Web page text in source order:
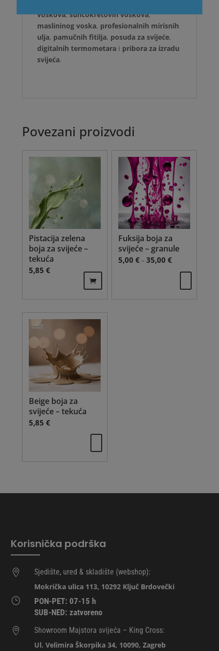
voskova,suncokretovih voskova,
maslininog voska, profesionalnih mirisnih
ulja, pamučnih fitilja, posuda za svijeće,
digitalnih termometarai pribora za izradu
svijeća.
Povezani proizvodi
Pistacija zelena
boja za svijeće –
tekuća
5,85 €
Fuksija boja za
svijeće – granule
5,00 € – 35,00 €Raspon cijena:
Beige boja za
svijeće – tekuća
5,85 €
Korisnička podrška

Sjedište, ured & skladište (webshop):
Mokrička ulica 113, 10292 Ključ Brdovečki
}
PON-PET: 07-15 h
SUB-NED: zatvoreno

Showroom Majstora svijeća – King Cross:
Ul. Velimira Škorpika 34, 10090, Zagreb